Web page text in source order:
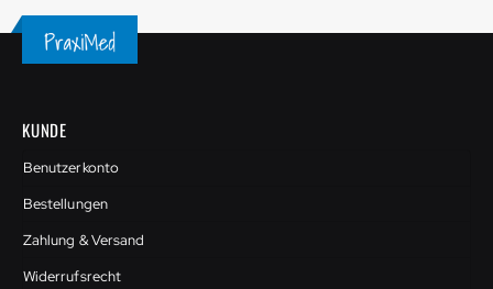
KUNDE
Benutzerkonto
Bestellungen
Zahlung & Versand
Widerrufsrecht